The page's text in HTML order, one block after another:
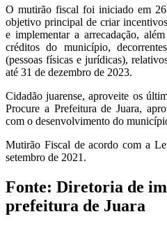
O mutirão fiscal foi iniciado em
objetivo principal de criar
e implementar a arrecadação,
créditos do município,
(pessoas físicas e jurídicas),
até 31 de dezembro de 2023.
Cidadão juarense, aproveite os
Procure a Prefeitura de Juara,
com o desenvolvimento do
Mutirão Fiscal de acordo com a
setembro de 2021.
Fonte: Diretoria de
prefeitura de Juara